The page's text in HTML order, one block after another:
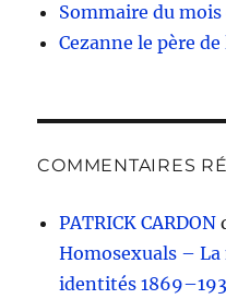
Sommaire du
Cezanne le père
COMMENTAIRES
PATRICK CARDON
Homosexuals – La
identités